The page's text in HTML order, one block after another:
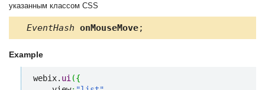
указанным классом CSS
EventHash onMouseMove;
Example
webix. ui ({